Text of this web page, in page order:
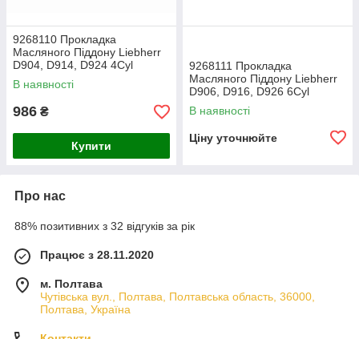
9268110 Прокладка
Масляного Піддону Liebherr
D904, D914, D924 4Cyl
(9178020)
В наявності
986 ₴
Купити
9268111 Прокладка
Масляного Піддону Liebherr
D906, D916, D926 6Cyl
В наявності
Ціну уточнюйте
Про нас
88% позитивних з 32 відгуків за рік
Працює з 28.11.2020
м. Полтава
Чутівська вул., Полтава, Полтавська область, 36000,
Полтава, Україна